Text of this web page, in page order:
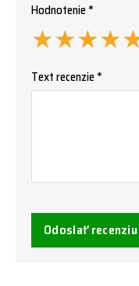
Hodnotenie *
★
★
★
★
Text recenzie *
Odoslať recenziu